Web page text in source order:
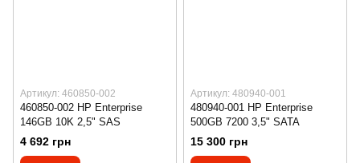
Артикул: 460850-002
460850-002 HP Enterprise
146GB 10K 2,5" SAS
4 692 грн
Артикул: 480940-001
480940-001 HP Enterprise
500GB 7200 3,5" SATA
15 300 грн